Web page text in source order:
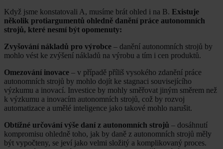
Když jsme konstatovali A, musíme brát ohled i na B. Existuje
několik protiargumentů ohledně danění práce autonomních
strojů, které nesmí být opomenuty:
Zvyšování nákladů pro výrobce – danění autonomních strojů by
mohlo vést ke zvýšení nákladů na výrobu a tím i cen produktů.
Omezování inovace – v případě příliš vysokého zdanění práce
autonomních strojů by mohlo dojít ke stagnaci souvisejícího
výzkumu a inovací. Investice by mohly směřovat jiným směrem než
k výzkumu a inovacím autonomních strojů, což by rozvoj
automatizace a umělé inteligence jako takové mohlo narušit.
Obtížné určování výše daní z autonomních strojů – dosáhnutí
kompromisu ohledně toho, jak by daně z autonomních strojů měly
být vypočteny, se jeví jako velmi složitý a komplikovaný proces.